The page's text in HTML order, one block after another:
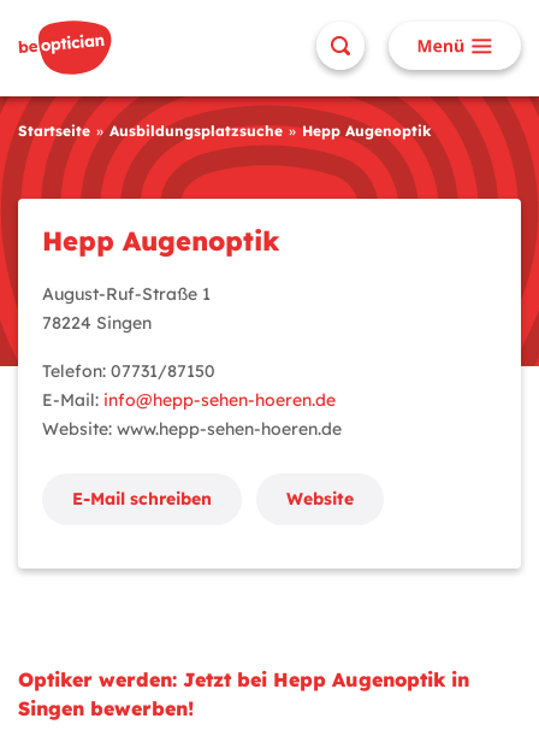
Startseite Ausbildungsplatzsuche Hepp Augenoptik
Hepp Augenoptik
August-Ruf-Straße 1
78224 Singen
Telefon: 07731/87150
E-Mail: info@hepp-sehen-hoeren.de
Website: www.hepp-sehen-hoeren.de
E-Mail schreiben Website
Optiker werden: Jetzt bei Hepp Augenoptik in
Singen bewerben!